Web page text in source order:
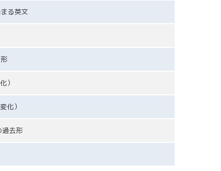
る英文
）
化）
去形